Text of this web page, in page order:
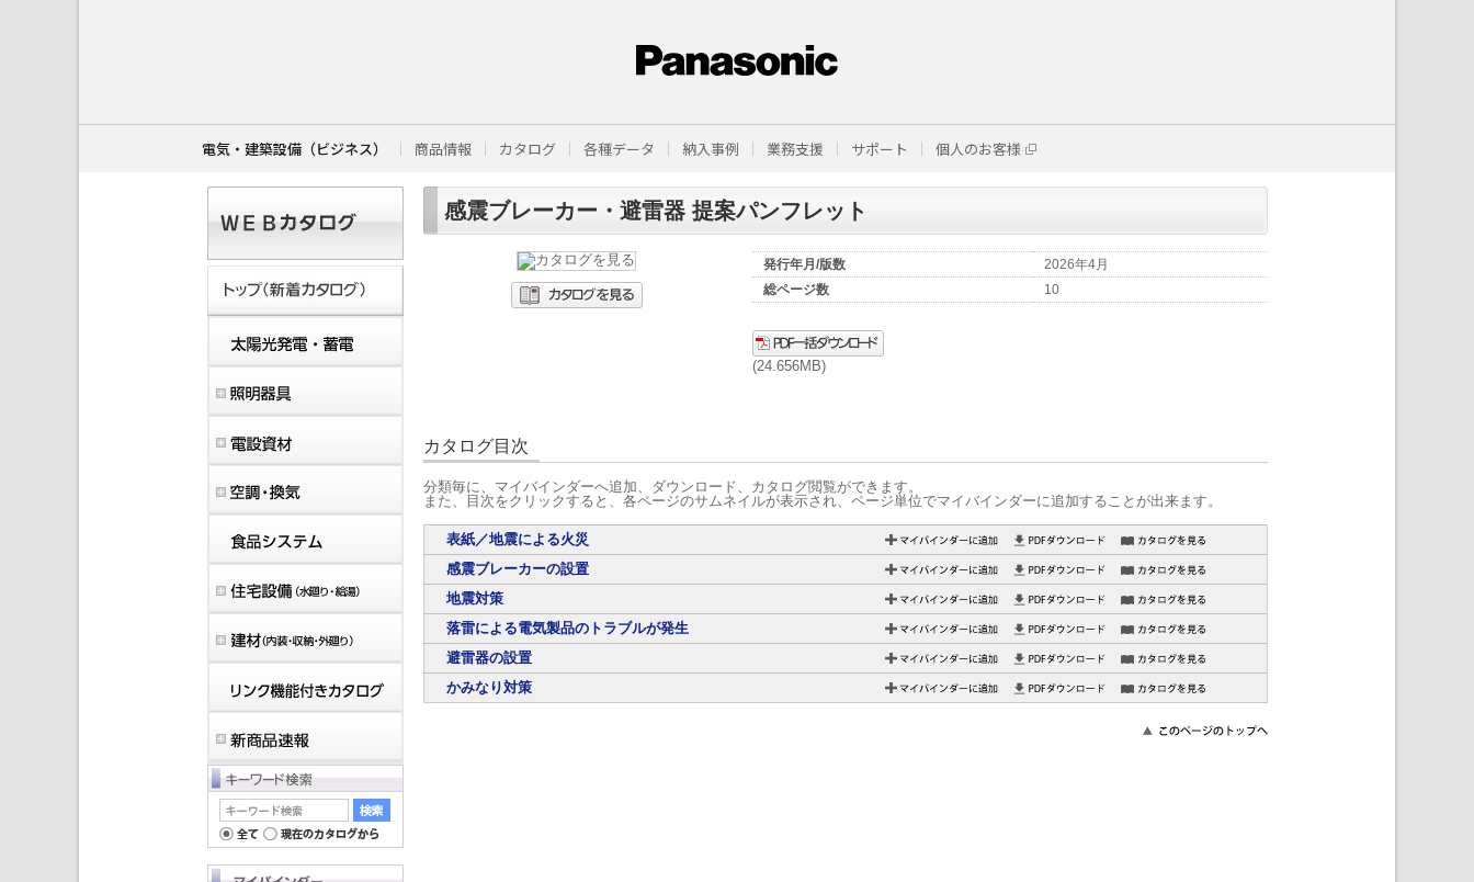
電気・建築設備（ビジネス） 商品情報 カタログ 各種データ 納入事例 業務支援 サポート 個人のお客様
感震ブレーカー・避雷器 提案パンフレット
発行年月/版数
2026年4月
総ページ数
10
(24.656MB)
カタログ目次
分類毎に、マイバインダーへ追加、ダウンロード、カタログ閲覧ができます。
また、目次をクリックすると、各ページのサムネイルが表示され、ページ単位でマイバインダーに追加することが出来ます。
表紙／地震による火災
感震ブレーカーの設置
地震対策
落雷による電気製品のトラブルが発生
避雷器の設置
かみなり対策